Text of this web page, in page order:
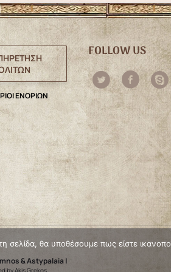
ΕΝΟΡΙΩΝ
FOLLOW US
& Astypalaia |
σελίδα, θα υποθέσουμε πως είστε